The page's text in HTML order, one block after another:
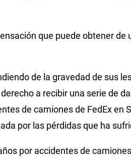
que puede obtener de
de la gravedad de sus
a recibir una serie de
de camiones de FedEx en
por las pérdidas que ha
por accidentes de